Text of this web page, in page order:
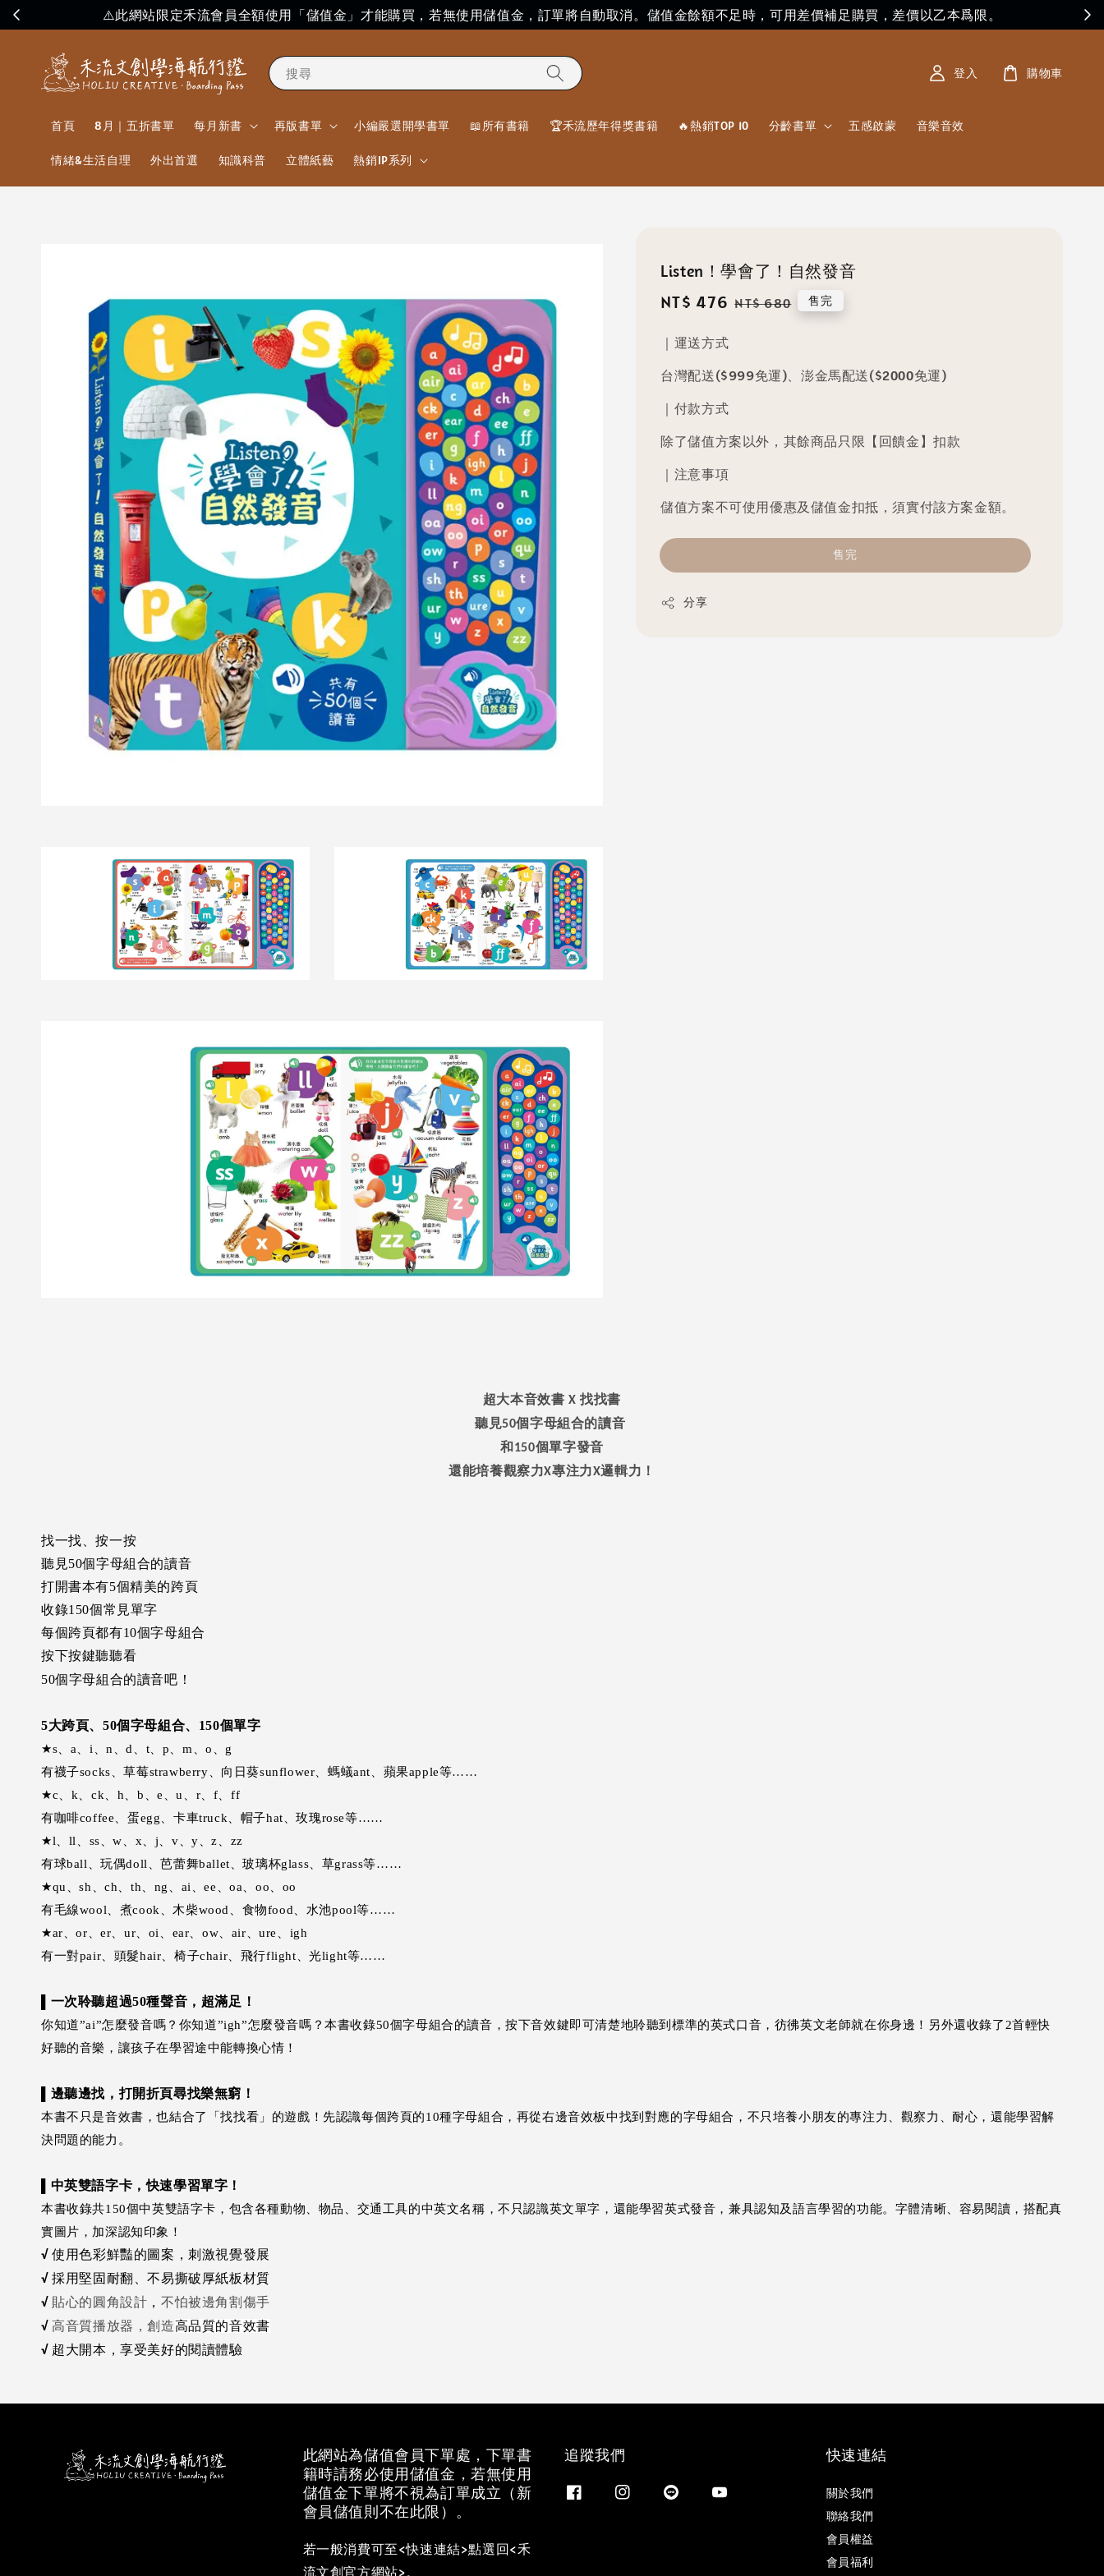
⚠️此網站限定禾流會員全額使用「儲值金」才能購買，若無使用儲值金，訂單將自動取消。儲值金餘額不足時，可用差價補足購買，差價以乙本爲限。
搜尋
首頁 8月｜五折書單 每月新書 再版書單 小編嚴選開學書單 📖所有書籍 🏆禾流歷年得獎書籍 🔥熱銷TOP 10 分齡書單 五感啟蒙 音樂音效
情緒&生活自理 外出首選 知識科普 立體紙藝 熱銷IP系列
登入 購物車
Listen！學會了！自然發音
Sale
NT$ 476 Regular
NT$ 680 售完
｜運送方式
台灣配送($999免運)、澎金馬配送($2000免運)
｜付款方式
除了儲值方案以外，其餘商品只限【回饋金】扣款
｜注意事項
儲值方案不可使用優惠及儲值金扣抵，須實付該方案金額。
售完
分享
超大本音效書 X找找書
聽見50個字母組合的讀音
和 150個單字發音
還能培養觀察力X專注力X邏輯力！
找一找、按一按
聽見50個字母組合的讀音
打開書本有5個精美的跨頁
收錄150個常見單字
每個跨頁都有10個字母組合
按下按鍵聽聽看
50個字母組合的讀音吧！
5大跨頁、50個字母組合、150個單字
★s、a、i、n、d、t、p、m、o、g
有襪子socks、草莓strawberry、向日葵sunflower、螞蟻ant、蘋果apple等……
★c、k、ck、h、b、e、u、r、f、ff
有咖啡coffee、蛋egg、卡車truck、帽子hat、玫瑰rose等……
★l、ll、ss、w、x、j、v、y、z、zz
有球ball、玩偶doll、芭蕾舞ballet、玻璃杯glass、草grass等……
★qu、sh、ch、th、ng、ai、ee、oa、oo、oo
有毛線wool、煮cook、木柴wood、食物food、水池pool等……
★ar、or、er、ur、oi、ear、ow、air、ure、igh
有一對pair、頭髮hair、椅子chair、飛行flight、光light等……
一次聆聽超過50種聲音，超滿足！
你知道”ai”怎麼發音嗎？你知道”igh”怎麼發音嗎？本書收錄50個字母組合的讀音，按下音效鍵即可清楚地聆聽到標準的英式口音，彷彿英文老師就在你身邊！另外還收錄了2首輕快
好聽的音樂，讓孩子在學習途中能轉換心情！
邊聽邊找，打開折頁尋找樂無窮！
本書不只是音效書，也結合了「找找看」的遊戲！先認識每個跨頁的10種字母組合，再從右邊音效板中找到對應的字母組合，不只培養小朋友的專注力、觀察力、耐心，還能學習解
決問題的能力。
中英雙語字卡，快速學習單字！
本書收錄共150個中英雙語字卡，包含各種動物、物品、交通工具的中英文名稱，不只認識英文單字，還能學習英式發音，兼具認知及語言學習的功能。字體清晰、容易閱讀，搭配真
實圖片，加深認知印象！
√使用色彩鮮豔的圖案，刺激視覺發展
√採用堅固耐翻、不易撕破厚紙板材質
√ 貼心的圓角設計 ，不怕被邊角割傷手
√ 高音質播放器，創造高品質的音效書
√ 超大開本，享受美好的閱讀體驗
此網站為儲值會員下單處，下單書
籍時請務必使用儲值金，若無使用
儲值金下單將不視為訂單成立（新
會員儲值則不在此限）。
若一般消費可至<快速連結>點選回<禾
流文創官方網站>。
追蹤我們 快速連結
關於我們
聯絡我們
會員權益
會員福利